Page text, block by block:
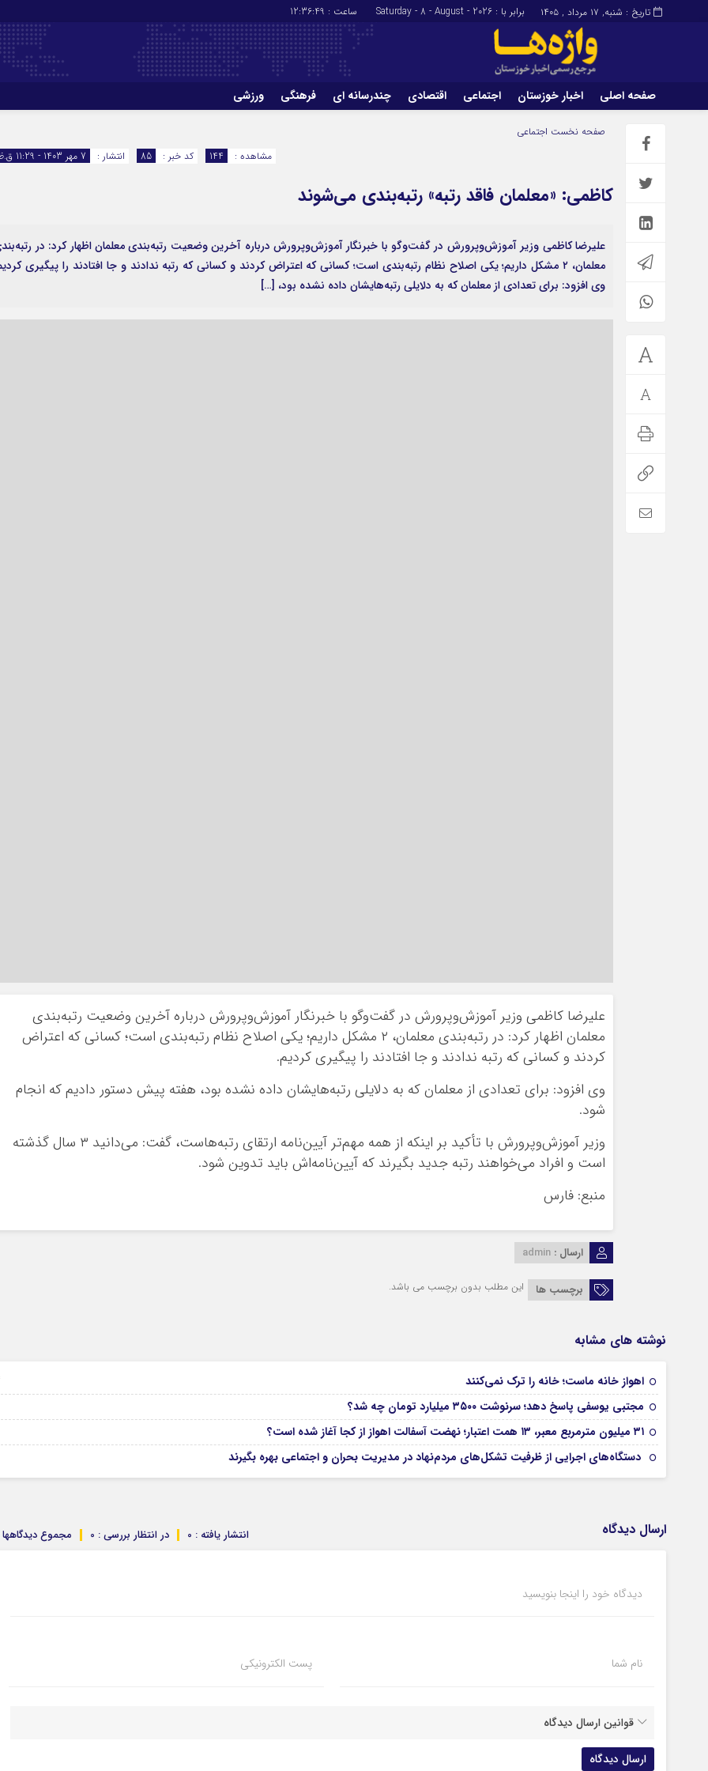
تاریخ : شنبه, ۱۷ مرداد , ۱۴۰۵ برابر با : Saturday - 8 - August - 2026 ساعت : 12:36:49
صفحه اصلی اخبار خوزستان اجتماعی اقتصادی چندرسانه ای فرهنگی ورزشی
برگه نمونهصفحه نخست اجتماعی
انتشار :
7 مهر 1403 - 11:29 ق.ظ کد خبر : 85 مشاهده : 144
کاظمی: «معلمان فاقد رتبه» رتبه‌بندی می‌شوند
علیرضا کاظمی وزیر آموزش‌وپرورش در گفت‌وگو با خبرنگار آموزش‌وپرورش درباره آخرین وضعیت رتبه‌بندی معلمان اظهار کرد: در
معلمان، ۲ مشکل داریم؛ یکی اصلاح نظام رتبه‌بندی است؛ کسانی که اعتراض کردند و کسانی که رتبه ندادند و جا افتادند را پیگیری
وی افزود: برای تعدادی از معلمان که به دلایلی رتبه‌هایشان داده نشده بود، […]
علیرضا کاظمی وزیر آموزش‌وپرورش در گفت‌وگو با خبرنگار آموزش‌وپرورش درباره آخرین وضعیت رتبه‌بندی
معلمان اظهار کرد: در رتبه‌بندی معلمان، ۲ مشکل داریم؛ یکی اصلاح نظام رتبه‌بندی است؛ کسانی که اعتراض
کردند و کسانی که رتبه ندادند و جا افتادند را پیگیری کردیم.
وی افزود: برای تعدادی از معلمان که به دلایلی رتبه‌هایشان داده نشده بود، هفته پیش دستور دادیم که انجام
شود.
وزیر آموزش‌وپرورش با تأکید بر اینکه از همه مهم‌تر آیین‌نامه ارتقای رتبه‌هاست، گفت: می‌دانید ۳ سال گذشته
است و افراد می‌خواهند رتبه جدید بگیرند که آیین‌نامه‌اش باید تدوین شود.
منبع: فارس
ارسال : admin
برچسب ها این مطلب بدون برچسب می باشد.
نوشته های مشابه
اهواز خانه ماست؛ خانه را ترک نمی‌کنند
مجتبی یوسفی پاسخ دهد؛ سرنوشت ۳۵۰۰ میلیارد تومان چه شد؟
۳۱ میلیون مترمربع معبر، ۱۳ همت اعتبار؛ نهضت آسفالت اهواز از کجا آغاز شده است؟
دستگاه‌های اجرایی از ظرفیت تشکل‌های مردم‌نهاد در مدیریت بحران و اجتماعی بهره بگیرند
ارسال دیدگاه مجموع دیدگاهها : در انتظار بررسی : 0 انتشار یافته : 0
دیدگاه خود را اینجا بنویسید
نام شما پست الکترونیکی
قوانین ارسال دیدگاه